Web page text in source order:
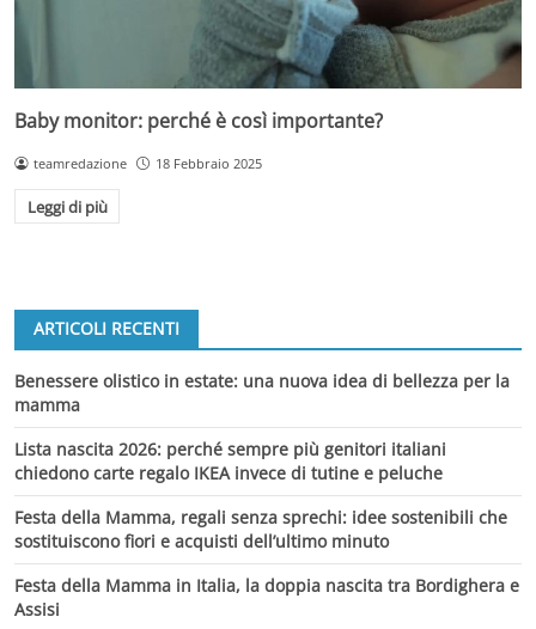
Baby monitor: perché è così importante?
teamredazione 18 Febbraio 2025
Leggi di più
ARTICOLI RECENTI
Benessere olistico in estate: una nuova idea di bellezza per la
mamma
Lista nascita 2026: perché sempre più genitori italiani
chiedono carte regalo IKEA invece di tutine e peluche
Festa della Mamma, regali senza sprechi: idee sostenibili che
sostituiscono fiori e acquisti dell’ultimo minuto
Festa della Mamma in Italia, la doppia nascita tra Bordighera e
Assisi